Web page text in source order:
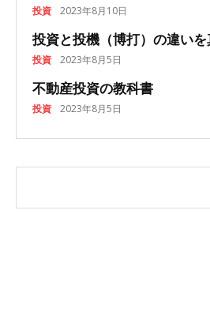
投資 2023年8月10日
投資と投機（博打）の違い
投資 2023年8月5日
不動産投資の教科書
投資 2023年8月5日